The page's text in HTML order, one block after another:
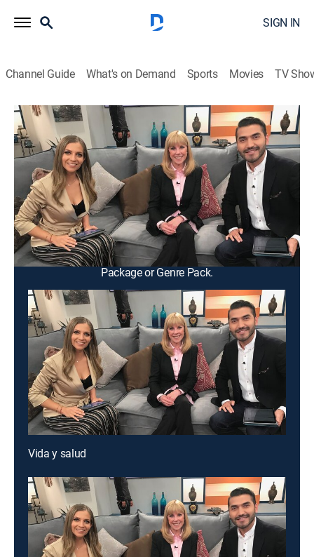
SIGN IN
Channel Guide What's on Demand Sports Movies TV
Vida y salud
Vida y salud
Health|2026
Un programa de entrevistas a diversos médicos,
especialistas y expertos en bienestar, para conocer de
una manera puntual y divertida sobre el cuidado de la
salud física, emocional y mental.
This content is currently unavailable with a DIRECTV
Package or Genre Pack.
Vida y salud